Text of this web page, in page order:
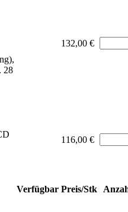
28
132,00 €
116,00 €
Verfügbar Preis/Stk